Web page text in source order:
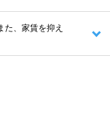
た、家賃を抑え